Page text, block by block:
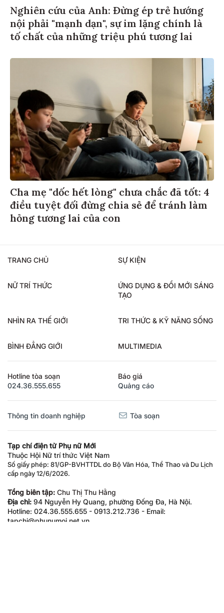
Nghiên cứu của Anh: Đừng ép trẻ hướng
nội phải "mạnh dạn", sự im lặng chính là
tố chất của những triệu phú tương lai
Cha mẹ "dốc hết lòng" chưa chắc đã tốt: 4
điều tuyệt đối đừng chia sẻ để tránh làm
hỏng tương lai của con
TRANG CHỦ SỰ KIỆN
NỮ TRÍ THỨC
ỨNG DỤNG & ĐỔI MỚI SÁNG
TẠO
NHÌN RA THẾ GIỚI TRI THỨC & KỸ NĂNG SỐNG
BÌNH ĐẲNG GIỚI MULTIMEDIA
Hotline tòa soạn
024.36.555.655
Báo giá
Quảng cáo
Thông tin doanh nghiệp Tòa soạn
Tạp chí điện tử Phụ nữ Mới
Thuộc Hội Nữ trí thức Việt Nam
Số giấy phép: 81/GP-BVHTTDL do Bộ Văn Hóa, Thể Thao và Du Lịch
cấp ngày 12/6/2026.
Tổng biên tập: Chu Thị Thu Hằng
Địa chỉ: 94 Nguyễn Hy Quang, phường Đống Đa, Hà Nội.
Hotline: 024.36.555.655 - 0913.212.736 - Email:
tapchi@phunumoi.net.vn